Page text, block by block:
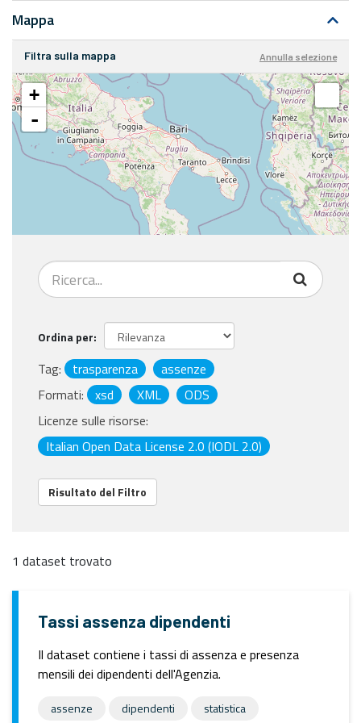
Mappa
Filtra sulla mappa Annulla selezione
+
-
Ordina per
Tag: trasparenza
assenze
Formati:
xsd XML
ODS
Licenze sulle risorse:
Italian Open Data License 2.0 (IODL 2.0)
Risultato del Filtro
1 dataset trovato
Tassi assenza dipendenti
Il dataset contiene i tassi di assenza e presenza
mensili dei dipendenti dell'Agenzia.
assenze dipendenti statistica